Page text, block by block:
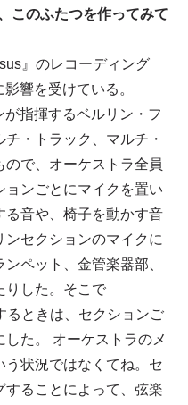
このふたつを作ってみて
』のレコーディング
響を受けている。
が指揮するベルリン・フ
・トラック、マルチ・
で、オーケストラ全員
ョンごとにマイクを置い
る音や、椅子を動かす音
セクションのマイクに
ペット、金管楽器部、
りした。そこで
るときは、セクションご
た。 オーケストラのメ
う状況ではなくてね。セ
することによって、弦楽